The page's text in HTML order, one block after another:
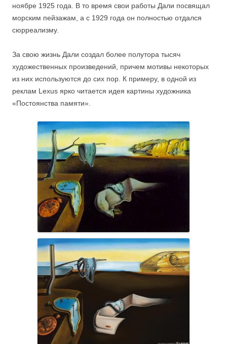
ноябре 1925 года. В то время свои работы Дали посвящал
морским пейзажам, а с 1929 года он полностью отдался
сюрреализму.
За свою жизнь Дали создал более полутора тысяч
художественных произведений, причем мотивы некоторых
из них используются до сих пор. К примеру, в одной из
реклам Lexus ярко читается идея картины художника
«Постоянства памяти».